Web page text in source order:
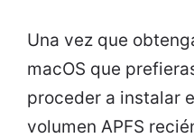
Una vez que
macOS que
proceder a instalar
volumen APFS